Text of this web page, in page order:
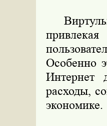
Особенно
Интернет
расходы,
экономике.